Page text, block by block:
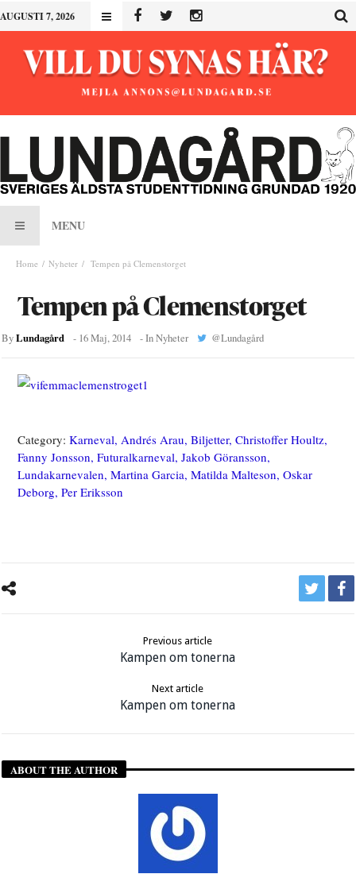
AUGUSTI 7, 2026
MENU
Home Nyheter Tempen på Clemenstorget
Tempen på Clemenstorget
ByLundagård - 16 Maj, 2014 - InNyheter @Lundagård
Category:Karneval, Andrés Arau, Biljetter, Christoffer Houltz,
Fanny Jonsson, Futuralkarneval, Jakob Göransson,
Lundakarnevalen, Martina Garcia, Matilda Malteson, Oskar
Deborg, Per Eriksson
Previous article
Kampen om tonerna
Next article
Kampen om tonerna
ABOUT THE AUTHOR